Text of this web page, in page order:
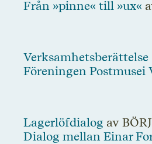
Från »pinne« till »ux«
Verksamhetsberättelse
Föreningen Postmusei
Lagerlöfdialog av
Dialog mellan Einar